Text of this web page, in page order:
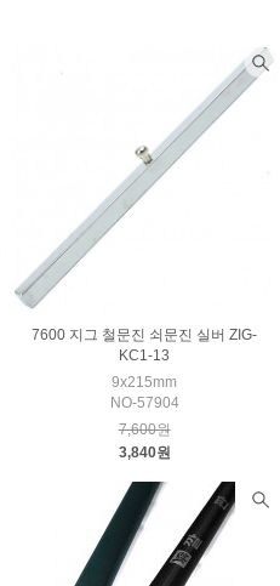
7600 지그 철문진 쇠문진 실버 ZIG-
KC1-13
9x215mm
NO-57904
7,600원
3,840원